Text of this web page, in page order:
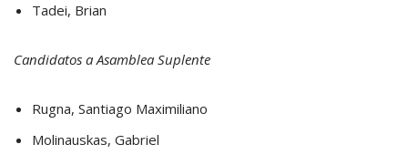
Tadei, Brian
Candidatos a Asamblea Suplente
Rugna, Santiago Maximiliano
Molinauskas, Gabriel